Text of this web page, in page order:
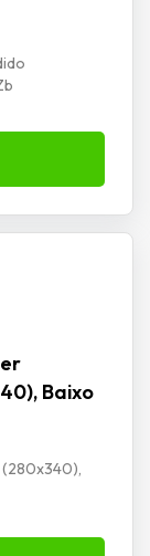
Baixo
(280x340),